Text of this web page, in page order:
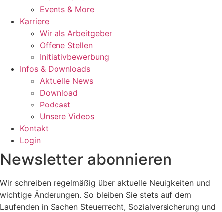
Events & More
Karriere
Wir als Arbeitgeber
Offene Stellen
Initiativbewerbung
Infos & Downloads
Aktuelle News
Download
Podcast
Unsere Videos
Kontakt
Login
Newsletter abonnieren
Wir schreiben regelmäßig über aktuelle Neuigkeiten und
wichtige Änderungen. So bleiben Sie stets auf dem
Laufenden in Sachen Steuerrecht, Sozialversicherung und